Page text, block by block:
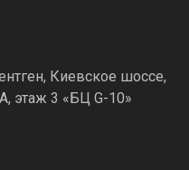
Киевское шоссе,
этаж 3 «БЦ G-10»